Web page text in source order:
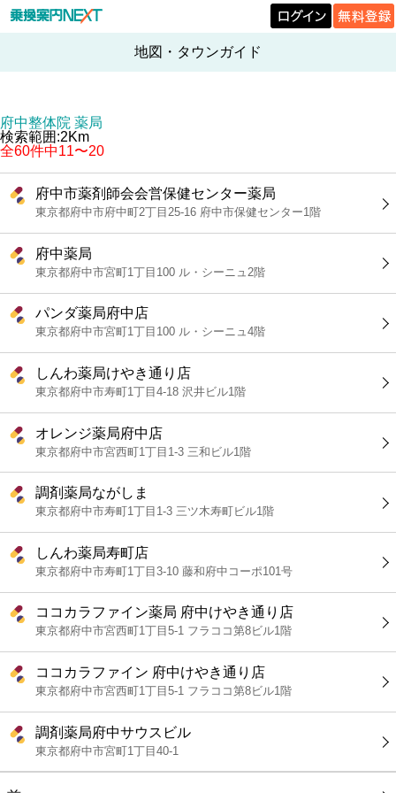
地図・タウンガイド
府中整体院 薬局
検索範囲:2Km
全60件中11〜20
府中市薬剤師会会営保健センター薬局
東京都府中市府中町2丁目25-16 府中市保健センター1階
府中薬局
東京都府中市宮町1丁目100 ル・シーニュ2階
パンダ薬局府中店
東京都府中市宮町1丁目100 ル・シーニュ4階
しんわ薬局けやき通り店
東京都府中市寿町1丁目4-18 沢井ビル1階
オレンジ薬局府中店
東京都府中市宮西町1丁目1-3 三和ビル1階
調剤薬局ながしま
東京都府中市寿町1丁目1-3 三ツ木寿町ビル1階
しんわ薬局寿町店
東京都府中市寿町1丁目3-10 藤和府中コーポ101号
ココカラファイン薬局 府中けやき通り店
東京都府中市宮西町1丁目5-1 フラココ第8ビル1階
ココカラファイン 府中けやき通り店
東京都府中市宮西町1丁目5-1 フラココ第8ビル1階
調剤薬局府中サウスビル
東京都府中市宮町1丁目40-1